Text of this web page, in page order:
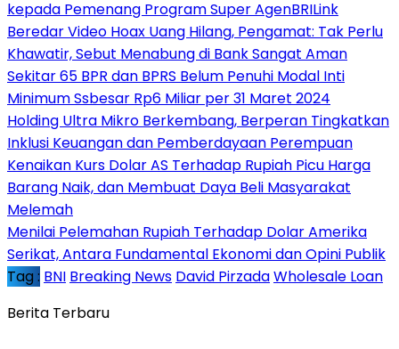
kepada Pemenang Program Super AgenBRILink
Beredar Video Hoax Uang Hilang, Pengamat: Tak Perlu
Khawatir, Sebut Menabung di Bank Sangat Aman
Sekitar 65 BPR dan BPRS Belum Penuhi Modal Inti
Minimum Ssbesar Rp6 Miliar per 31 Maret 2024
Holding Ultra Mikro Berkembang, Berperan Tingkatkan
Inklusi Keuangan dan Pemberdayaan Perempuan
Kenaikan Kurs Dolar AS Terhadap Rupiah Picu Harga
Barang Naik, dan Membuat Daya Beli Masyarakat
Melemah
Menilai Pelemahan Rupiah Terhadap Dolar Amerika
Serikat, Antara Fundamental Ekonomi dan Opini Publik
Tag : BNI Breaking News David PirzadaWholesale Loan
Berita Terbaru